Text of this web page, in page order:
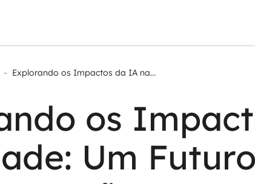
real
Agentes de IA
Aceleradores de IA
RPA e
- Explorando os Impactos da IA na...
os
Um